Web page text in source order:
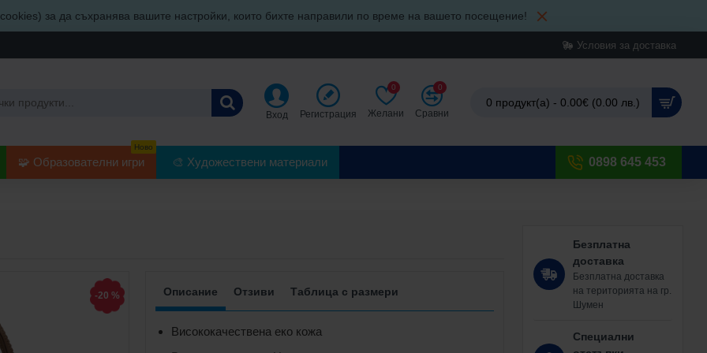
за да съхранява вашите настройки, които бихте направили по време на вашето посещение!
Условия за доставка
Вход Регистрация Желани
0
Сравни
0
0 продукт(а) - 0.00€ (0.00 лв.)
🧩 Образователни игри
Ново
🎨 Художествени материали 0898 645 453
-20 % Описание Отзиви Таблица с размери
Висококачествена еко кожа
Безплатна
доставка
Безплатна доставка
на територията на гр.
Шумен
Специални